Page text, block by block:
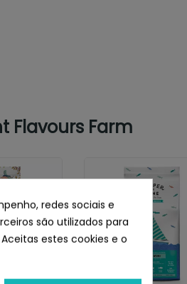
Flavours Farm
redes sociais e
são utilizados para
estes cookies e o